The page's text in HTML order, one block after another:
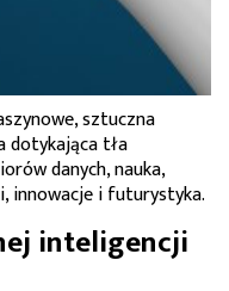
sztuczna
dotykająca tła
danych, nauka,
innowacje i futurystyka.
inteligencji